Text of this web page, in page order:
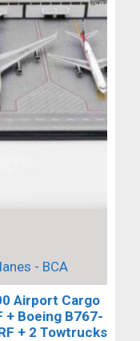
- BCA
Airport Cargo
+ Boeing B767-
+ 2 Towtrucks